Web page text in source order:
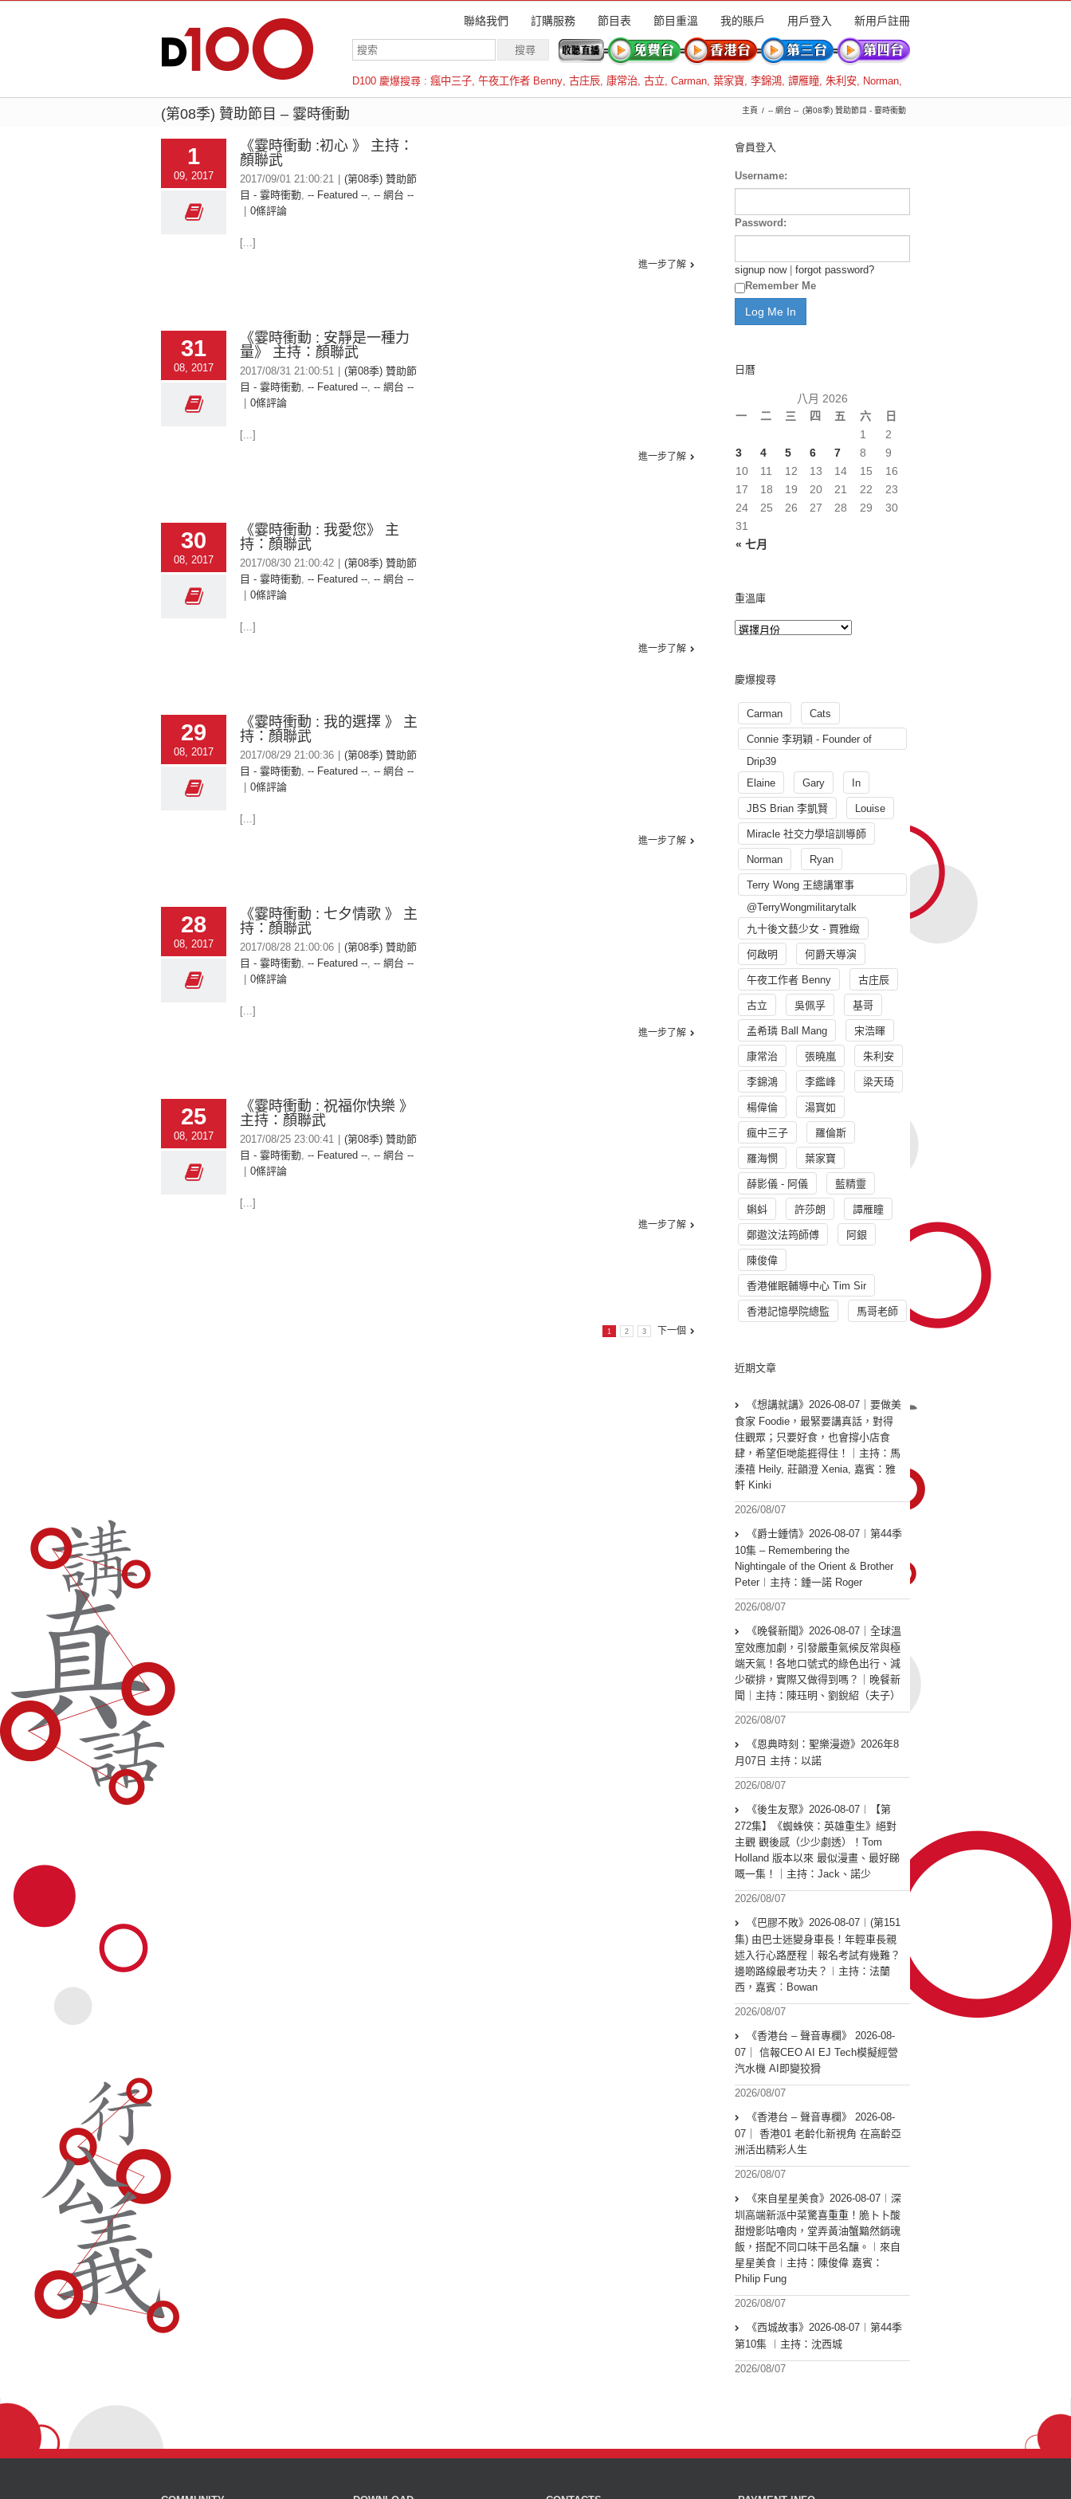
聯絡我們 訂購服務 節目表 節目重溫 我的賬戶 用戶登入 新用戶註冊
D100 慶爆搜尋 : 瘋中三子, 午夜工作者 Benny, 古庄辰, 康常治, 古立, Carman, 葉家寶, 李錦鴻, 譚雁瞳, 朱利安, Norman,
羅倫斯
(第08季) 贊助節目 – 霎時衝動 主頁 -- 網台 -- (第08季) 贊助節目 - 霎時衝動
1
09, 2017
《霎時衝動 :初心 》 主持：
顏聯武
2017/09/01 21:00:21
(第08季) 贊助節
目 - 霎時衝動, -- Featured --, -- 網台 --
0條評論
[...]
進一步了解
31
08, 2017
《霎時衝動 : 安靜是一種力
量》 主持：顏聯武
2017/08/31 21:00:51
(第08季) 贊助節
目 - 霎時衝動, -- Featured --, -- 網台 --
0條評論
[...]
進一步了解
30
08, 2017
《霎時衝動 : 我愛您》 主
持：顏聯武
2017/08/30 21:00:42
(第08季) 贊助節
目 - 霎時衝動, -- Featured --, -- 網台 --
0條評論
[...]
進一步了解
29
08, 2017
《霎時衝動 : 我的選擇 》 主
持：顏聯武
2017/08/29 21:00:36
(第08季) 贊助節
目 - 霎時衝動, -- Featured --, -- 網台 --
0條評論
[...]
進一步了解
28
08, 2017
《霎時衝動 : 七夕情歌 》 主
持：顏聯武
2017/08/28 21:00:06
(第08季) 贊助節
目 - 霎時衝動, -- Featured --, -- 網台 --
0條評論
[...]
進一步了解
25
08, 2017
《霎時衝動 : 祝福你快樂 》
主持：顏聯武
2017/08/25 23:00:41
(第08季) 贊助節
目 - 霎時衝動, -- Featured --, -- 網台 --
0條評論
[...]
進一步了解
1 2 3 下一個
會員登入
Username:
Password:
signup now| forgot password?
Remember Me
日曆
八月 2026
一
二 三 四 五 六 日
« 七月
1
2
3
4 5 6 7 8
9
10
11 12 13 14 15
16
17
18 19 20 21 22
23
24
25 26 27 28 29
30
31
重溫庫
慶爆搜尋
Carman Cats
Connie 李玥穎 - Founder of
Drip39
Elaine
Gary In
JBS Brian 李凱賢 Louise
Miracle 社交力學培訓導師
Norman Ryan
Terry Wong 王總講軍事
@TerryWongmilitarytalk
九十後文藝少女 - 賈雅緻
何啟明 何爵天導演
午夜工作者 Benny 古庄辰
古立 吳佩孚 基哥
孟希璘 Ball Mang 宋浩暉
康常治 張曉嵐 朱利安
李錦鴻 李鑑峰 梁天琦
楊偉倫 湯寳如
瘋中三子 羅倫斯
羅海憫 葉家寶
薛影儀 - 阿儀 藍精靈
蝌蚪 許莎朗 譚雁瞳
鄭遨汶法筠師傅 阿銀
陳俊偉
香港催眠輔導中心 Tim Sir
香港記憶學院總監 馬哥老師
近期文章
《想講就講》2026-08-07｜要做美
食家 Foodie，最緊要講真話，對得
住觀眾；只要好食，也會撐小店食
肆，希望佢哋能捱得住！｜主持：馬
溱禧 Heily, 莊韻澄 Xenia, 嘉賓：雅
軒 Kinki
2026/08/07
《爵士鍾情》2026-08-07︱第44季
10集 – Remembering the
Nightingale of the Orient & Brother
Peter︱主持：鍾一諾 Roger
2026/08/07
《晚餐新聞》2026-08-07｜全球溫
室效應加劇，引發嚴重氣候反常與極
端天氣！各地口號式的綠色出行、減
少碳排，實際又做得到嗎？｜晚餐新
聞｜主持：陳珏明、劉銳紹（夫子）
2026/08/07
《恩典時刻：聖樂漫遊》2026年8
月07日 主持：以諾
2026/08/07
《後生友聚》2026-08-07︱【第
272集】《蜘蛛俠：英雄重生》絕對
主觀 觀後感（少少劇透）！Tom
Holland 版本以來 最似漫畫、最好睇
嘅一集！｜主持：Jack、諾少
2026/08/07
《巴膠不敗》2026-08-07︱(第151
集) 由巴士迷變身車長！年輕車長親
述入行心路歷程｜報名考試有幾難？
邊啲路線最考功夫？︱主持：法蘭
西，嘉賓︰Bowan
2026/08/07
《香港台 – 聲音專欄》 2026-08-
07｜ 信報CEO AI EJ Tech模擬經營
汽水機 AI即變狡猾
2026/08/07
《香港台 – 聲音專欄》 2026-08-
07｜ 香港01 老齡化新視角 在高齡亞
洲活出精彩人生
2026/08/07
《來自星星美食》2026-08-07︱深
圳高端新派中菜驚喜重重！脆卜卜酸
甜燈影咕嚕肉，堂弄黃油蟹黯然銷魂
飯，搭配不同口味干邑名釀。︱來自
星星美食︱主持：陳俊偉 嘉賓：
Philip Fung
2026/08/07
《西城故事》2026-08-07︱第44季
第10集 ︱主持：沈西城
2026/08/07